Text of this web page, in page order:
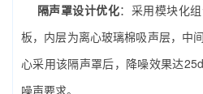
隔声罩设计优化：采用模块化
板，内层为离心玻璃棉吸声层，中
心采用该隔声罩后，降噪效果达
噪声要求。